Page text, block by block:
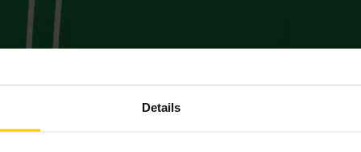
Details